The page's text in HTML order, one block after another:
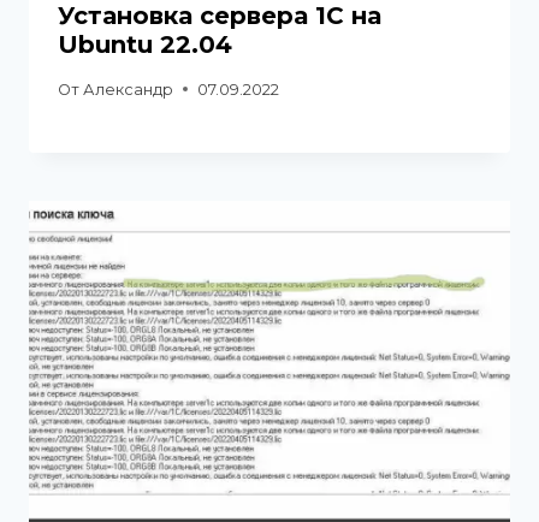
Установка сервера 1С на
Ubuntu 22.04
От Александр 07.09.2022